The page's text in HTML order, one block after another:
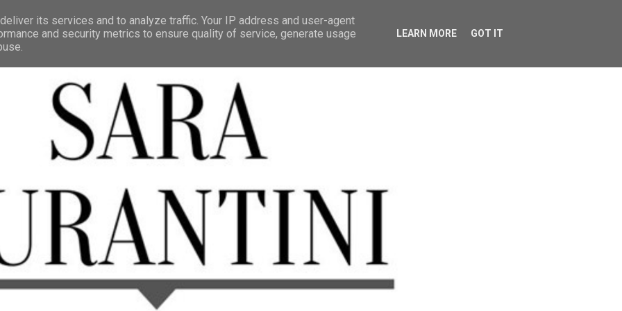
its services and to analyze traffic. Your IP address and user-agent
and security metrics to ensure quality of service, generate usage
LEARN MORE GOT IT